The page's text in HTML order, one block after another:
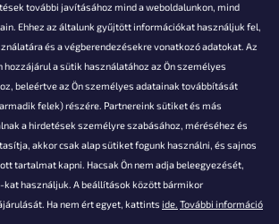
további javításához mind a weboldalunkon, mind
Ehhez az általunk gyűjtött információkat használjuk fel,
és a végberendezésekre vonatkozó adatokat. Az
hozzájárul a sütik használatához az Ön személyes
beleértve az Ön személyes adatainak továbbítását
felek) részére. Partnereink sütiket és más
a hirdetések személyre szabásához, méréséhez és
akkor csak alap sütiket fogunk használni, és sajnos
tartalmat kapni. Hacsak Ön nem adja beleegyezését,
kat használjuk. A beállítások között bármikor
Ha nem ért egyet, kattints ide. További információ